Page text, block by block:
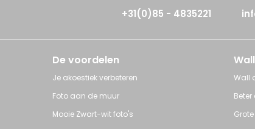
+31(0)85 - 4835221
De voordelen
Je akoestiek verbeteren
Foto aan de muur
Mooie Zwart-wit foto's
Wall